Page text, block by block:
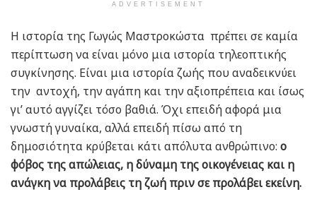
ADVERTISEMENT
Η ιστορία της Γωγώς Μαστροκώστα πρέπει σε καμία
περίπτωση να είναι μόνο μια ιστορία τηλεοπτικής
συγκίνησης. Είναι μια ιστορία ζωής που αναδεικνύει
την αντοχή, την αγάπη και την αξιοπρέπεια και ίσως
γι’ αυτό αγγίζει τόσο βαθιά. Όχι επειδή αφορά μια
γνωστή γυναίκα, αλλά επειδή πίσω από τη
δημοσιότητα κρύβεται κάτι απόλυτα ανθρώπινο: ο
φόβος της απώλειας, η δύναμη της οικογένειας και η
ανάγκη να προλάβεις τη ζωή πριν σε προλάβει εκείνη.